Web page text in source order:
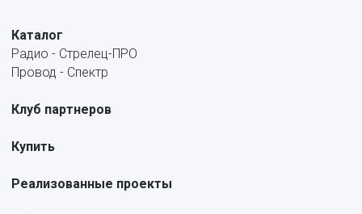
Каталог
Радио - Стрелец-ПРО
Провод - Спектр
Клуб партнеров
Купить
Реализованные проекты